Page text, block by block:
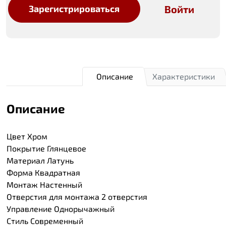
Зарегистрироваться Войти
Характеристики
Описание
Описание
Цвет Хром
Покрытие Глянцевое
Материал Латунь
Форма Квадратная
Монтаж Настенный
Отверстия для монтажа 2 отверстия
Управление Однорычажный
Стиль Современный